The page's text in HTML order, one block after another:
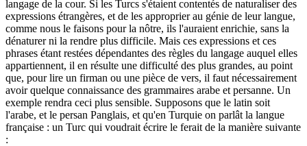
langage de la cour. Si les Turcs s'étaient contentés de naturaliser des
expressions étrangères, et de les approprier au génie de leur langue,
comme nous le faisons pour la nôtre, ils l'auraient enrichie, sans la
dénaturer ni la rendre plus difficile. Mais ces expressions et ces
phrases étant restées dépendantes des règles du langage auquel elles
appartiennent, il en résulte une difficulté des plus grandes, au point
que, pour lire un firman ou une pièce de vers, il faut nécessairement
avoir quelque connaissance des grammaires arabe et persanne. Un
exemple rendra ceci plus sensible. Supposons que le latin soit
l'arabe, et le persan Panglais, et qu'en Turquie on parlât la langue
française : un Turc qui voudrait écrire le ferait de la manière suivante
: